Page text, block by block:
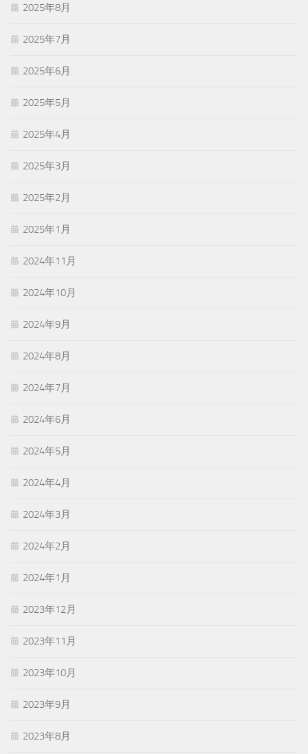
2025年8月
2025年7月
2025年6月
2025年5月
2025年4月
2025年3月
2025年2月
2025年1月
2024年11月
2024年10月
2024年9月
2024年8月
2024年7月
2024年6月
2024年5月
2024年4月
2024年3月
2024年2月
2024年1月
2023年12月
2023年11月
2023年10月
2023年9月
2023年8月